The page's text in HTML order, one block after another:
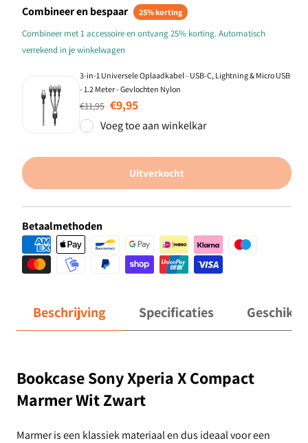
Combineer en bespaar 25% korting
Combineer met 1 accessoire en ontvang 25% korting. Automatisch
verrekend in je winkelwagen
3-in-1 Universele Oplaadkabel - USB-C, Lightning & Micro USB
- 1.2 Meter - Gevlochten Nylon
Normale prijs
€11,95 Aanbiedingsprijs
€9,95
Voeg toe aan winkelkar
Uitverkocht
Betaalmethoden
Beschrijving Specificaties Geschikt
Bookcase Sony Xperia X Compact
Marmer Wit Zwart
Marmer is een klassiek materiaal en dus ideaal voor een